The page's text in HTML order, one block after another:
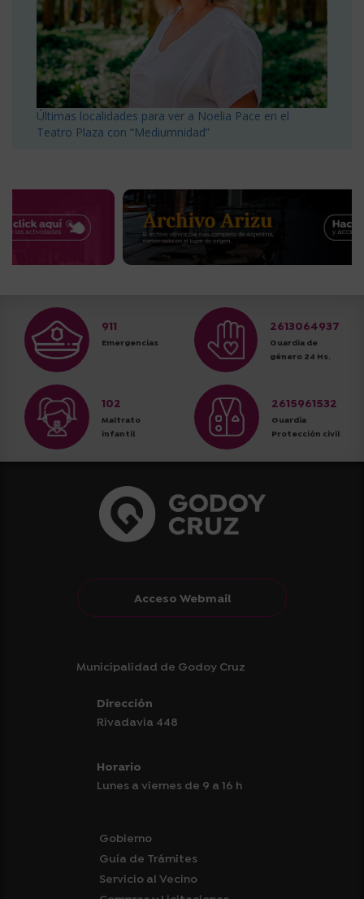
Últimas localidades para ver a Noelia Pace en el
Teatro Plaza con “Mediumnidad”
911
Emergencias
2613064937
Guardia de
género 24 Hs.
102
Maltrato
infantil
2615961532
Guardia
Protección civil
Acceso Webmail
Municipalidad de Godoy Cruz
Dirección
Rivadavia 448
Horario
Lunes a viernes de 9 a 16 h
Gobierno
Guía de Trámites
Servicio al Vecino